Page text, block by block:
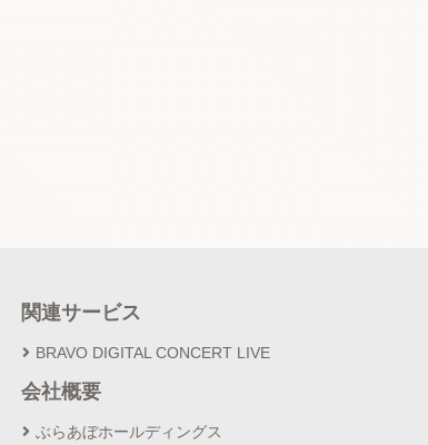
関連サービス
BRAVO DIGITAL CONCERT LIVE
会社概要
ぶらあぼホールディングス